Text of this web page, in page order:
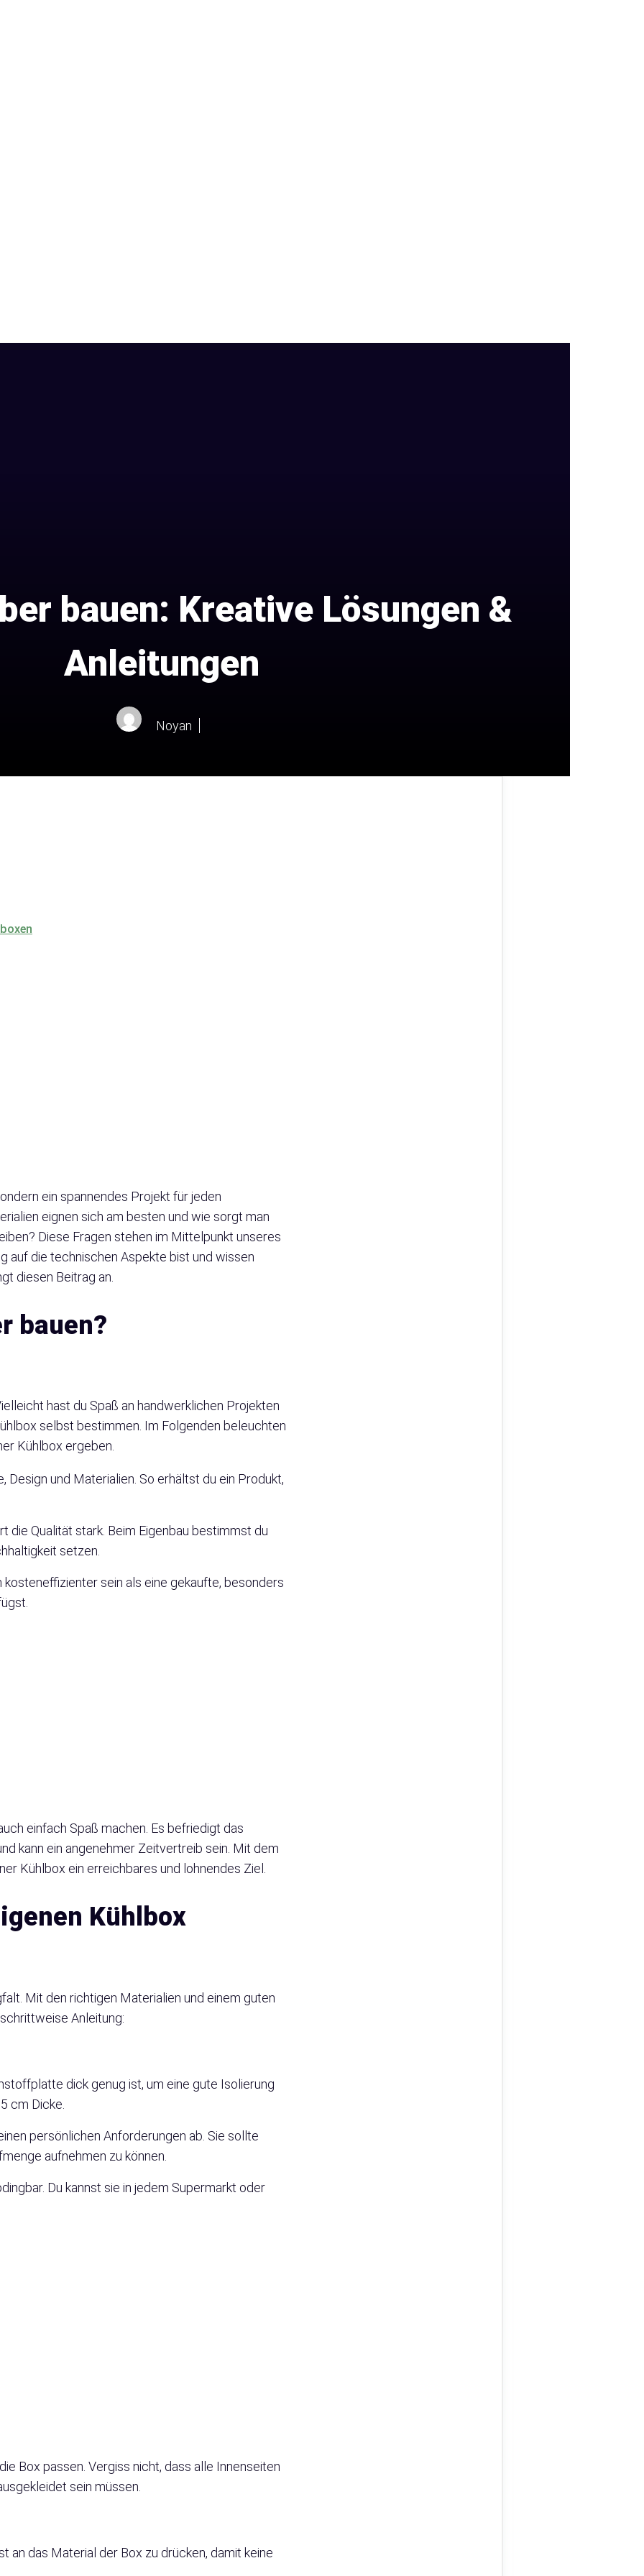
bauen: Kreative Lösungen &
Anleitungen
Noyan
ein spannendes Projekt für jeden
eignen sich am besten und wie sorgt man
Diese Fragen stehen im Mittelpunkt unseres
auf die technischen Aspekte bist und wissen
diesen Beitrag an.
bauen?
hast du Spaß an handwerklichen Projekten
selbst bestimmen. Im Folgenden beleuchten
Kühlbox ergeben.
Design und Materialien. So erhältst du ein Produkt,
die Qualität stark. Beim Eigenbau bestimmst du
setzen.
sein als eine gekaufte, besonders
einfach Spaß machen. Es befriedigt das
kann ein angenehmer Zeitvertreib sein. Mit dem
Kühlbox ein erreichbares und lohnendes Ziel.
Kühlbox
Mit den richtigen Materialien und einem guten
Anleitung:
dick genug ist, um eine gute Isolierung
cm Dicke.
persönlichen Anforderungen ab. Sie sollte
aufnehmen zu können.
Du kannst sie in jedem Supermarkt oder
Box passen. Vergiss nicht, dass alle Innenseiten
sein müssen.
an das Material der Box zu drücken, damit keine